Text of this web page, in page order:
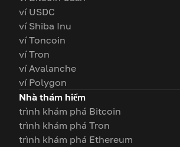
ví USDC
ví Shiba Inu
ví Toncoin
ví Tron
ví Avalanche
ví Polygon
Nhà thám hiểm
trình khám phá Bitcoin
trình khám phá Tron
trình khám phá Ethereum